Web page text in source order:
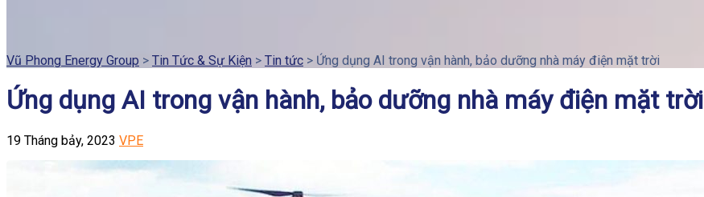
Vũ Phong Energy Group > Tin Tức & Sự Kiện > Tin tức > Ứng dụng AI trong vận hành, bảo dưỡng nhà máy điện mặt trời
Ứng dụng AI trong vận hành, bảo dưỡng nhà máy điện mặt trời
19 Tháng bảy, 2023 VPE